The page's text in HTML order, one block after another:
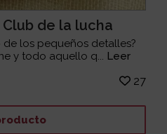
de la lucha
de los pequeños detalles?
y todo aquello q... Leer
27